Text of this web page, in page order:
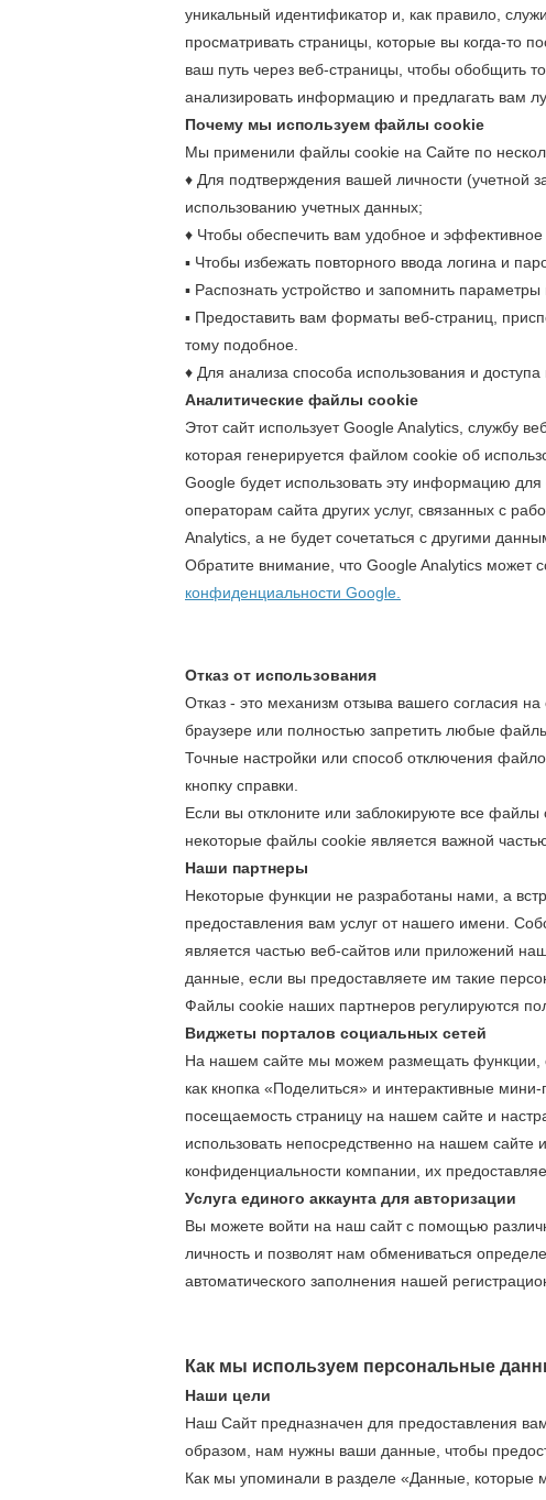
уникальный идентификатор и, как правило,
просматривать страницы, которые вы когда-то
ваш путь через веб-страницы, чтобы обобщить
анализировать информацию и предлагать вам
Почему мы используем файлы cookie
Мы применили файлы cookie на Сайте по
♦ Для подтверждения вашей личности (учетной
использованию учетных данных;
♦ Чтобы обеспечить вам удобное и
▪ Чтобы избежать повторного ввода логина и
▪ Распознать устройство и запомнить
▪ Предоставить вам форматы веб-страниц,
тому подобное.
♦ Для анализа способа использования и
Аналитические файлы cookie
Этот сайт использует Google Analytics, службу
которая генерируется файлом cookie об
Google будет использовать эту информацию
операторам сайта других услуг, связанных с
Analytics, а не будет сочетаться с другими
Обратите внимание, что Google Analytics может
конфиденциальности Google.
Отказ от использования
Отказ - это механизм отзыва вашего согласия
браузере или полностью запретить любые
Точные настройки или способ отключения
кнопку справки.
Если вы отклоните или заблокируюте все
некоторые файлы cookie является важной
Наши партнеры
Некоторые функции не разработаны нами, а
предоставления вам услуг от нашего имени.
является частью веб-сайтов или приложений
данные, если вы предоставляете им такие
Файлы cookie наших партнеров регулируются
Виджеты порталов социальных сетей
На нашем сайте мы можем размещать функции,
как кнопка «Поделиться» и интерактивные
посещаемость страницу на нашем сайте и
использовать непосредственно на нашем сайте
конфиденциальности компании, их
Услуга единого аккаунта для авторизации
Вы можете войти на наш сайт с помощью
личность и позволят нам обмениваться
автоматического заполнения нашей
Как мы используем персональные
Наши цели
Наш Сайт предназначен для предоставления
образом, нам нужны ваши данные, чтобы
Как мы упоминали в разделе «Данные,